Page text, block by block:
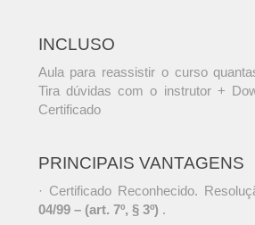
INCLUSO
Aula para reassistir o curso
Tira dúvidas com o instrutor +
Certificado
PRINCIPAIS VANTAGENS
· Certificado Reconhecido.
04/99 – (art. 7º, § 3º) .